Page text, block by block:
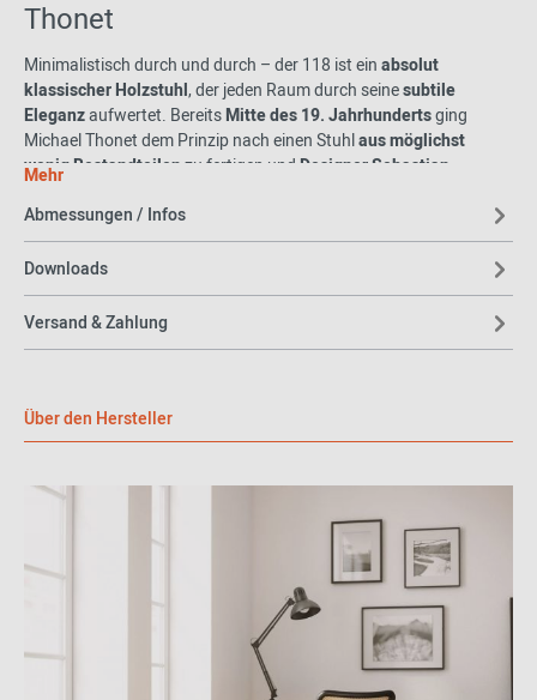
Thonet
Minimalistisch durch und durch – der 118 ist einabsolut
klassischer Holzstuhl, der jeden Raum durch seinesubtile
Eleganzaufwertet. BereitsMitte des 19. Jahrhundertsging
Michael Thonet dem Prinzip nach einen Stuhlaus möglichst
wenig Bestandteilenzu fertigen und Designer Sebastian
sondern ehrt in gleichzeitig.
Raffinierte Details lassen den Designstuhl
abgerundetund an der
versehen
– es entsteht ein gekonnter Bruch, der die
Designer Sebastian Herkner
für Gestaltung in Offenbach. Schon während seines Studiums
die sich durch die Kombination von traditioneller
Handwerkskunst und moderner Technologieauszeichnen.
Subtile Details sowie die natürliche Schönheit der verwendeten
Materialien stehen zusätzlich im Fokus. Herkner gründete2006
in Offenbach am Main und hat seither
Produkte für
zahlreiche namhafte Unternehmenentworfen.
vielfach ausgezeichnet
Mehr
Abmessungen / Infos
Downloads
Versand & Zahlung
Über den Hersteller